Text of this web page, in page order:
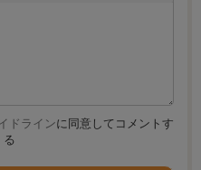
ドラインに同意してコメントす
る